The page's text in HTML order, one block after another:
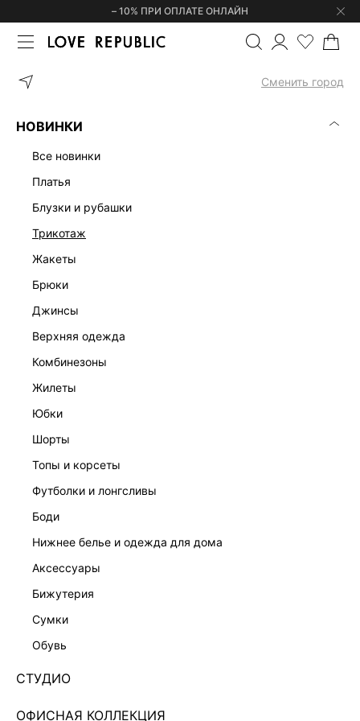
– 10% ПРИ ОПЛАТЕ ОНЛАЙН
Сменить город
НОВИНКИ
все новинки
платья
блузки и рубашки
трикотаж
жакеты
брюки
джинсы
верхняя одежда
комбинезоны
жилеты
юбки
шорты
топы и корсеты
футболки и лонгсливы
боди
нижнее белье и одежда для дома
аксессуары
бижутерия
сумки
обувь
СТУДИО
ОФИСНАЯ КОЛЛЕКЦИЯ
ГЛАВНАЯ НИЖНЕЕ БЕЛЬЕ И ОДЕЖДА ДЛЯ ДОМА
Нет в наличии
ЦВЕТ:БЕЖЕВЫЙ